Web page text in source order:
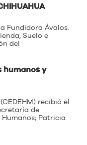
Fundidora Ávalos.
Suelo e
del
humanos y
recibió el
de
Humanos; Patricia